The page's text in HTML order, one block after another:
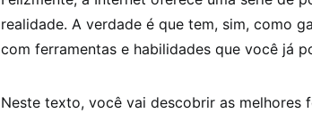
realidade. A verdade é que tem, sim, como
com ferramentas e habilidades que você já
Neste texto, você vai descobrir as melhores